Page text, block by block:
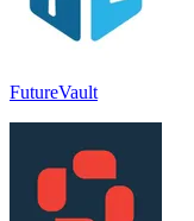
FutureVault